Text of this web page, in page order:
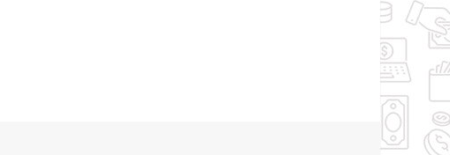
os processos da sua loja?